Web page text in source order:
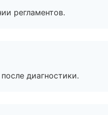
регламентов.
диагностики.